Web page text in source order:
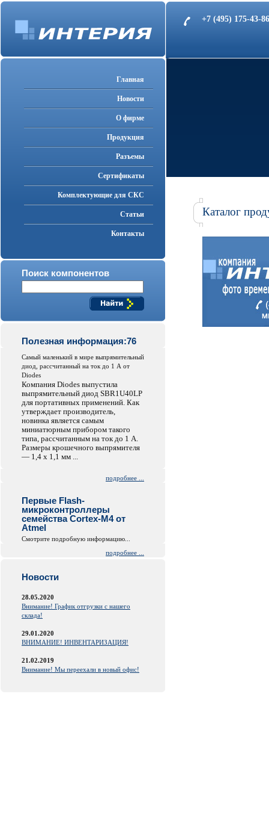
+7 (495) 175-43-
Главная
Новости
О фирме
Продукция
Разъемы
Cертификаты
Комплектующие для СКС
Статьи
Контакты
Поиск компонентов
Полезная информация:76
Самый маленький в мире выпрямительный
диод, рассчитанный на ток до 1 А от
Diodes
Компания Diodes выпустила
выпрямительный диод SBR1U40LP
для портативных применений. Как
утверждает производитель,
новинка является самым
миниатюрным прибором такого
типа, рассчитанным на ток до 1 А.
Размеры крошечного выпрямителя
— 1,4 x 1,1 мм ...
подробнее ...
Первые Flash-
микроконтроллеры
семейства Cortex-M4 от
Atmel
Смотрите подробную информацию...
подробнее ...
Новости
28.05.2020
Внимание! График отгрузки с нашего
склада!
29.01.2020
ВНИМАНИЕ! ИНВЕНТАРИЗАЦИЯ!
21.02.2019
Внимание! Мы переехали в новый офис!
Каталог